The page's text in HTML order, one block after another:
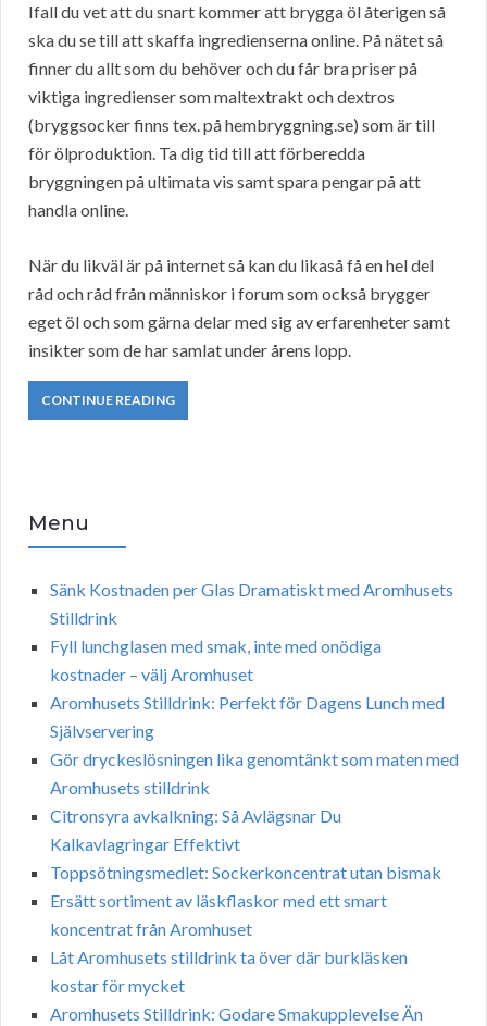
Ifall du vet att du snart kommer att brygga öl återigen så
ska du se till att skaffa ingredienserna online. På nätet så
finner du allt som du behöver och du får bra priser på
viktiga ingredienser som maltextrakt och dextros
(bryggsocker finns tex. på hembryggning.se) som är till
för ölproduktion. Ta dig tid till att förberedda
bryggningen på ultimata vis samt spara pengar på att
handla online.
När du likväl är på internet så kan du likaså få en hel del
råd och råd från människor i forum som också brygger
eget öl och som gärna delar med sig av erfarenheter samt
insikter som de har samlat under årens lopp.
CONTINUE READING
Menu
Sänk Kostnaden per Glas Dramatiskt med Aromhusets
Stilldrink
Fyll lunchglasen med smak, inte med onödiga
kostnader – välj Aromhuset
Aromhusets Stilldrink: Perfekt för Dagens Lunch med
Självservering
Gör dryckeslösningen lika genomtänkt som maten med
Aromhusets stilldrink
Citronsyra avkalkning: Så Avlägsnar Du
Kalkavlagringar Effektivt
Toppsötningsmedlet: Sockerkoncentrat utan bismak
Ersätt sortiment av läskflaskor med ett smart
koncentrat från Aromhuset
Låt Aromhusets stilldrink ta över där burkläsken
kostar för mycket
Aromhusets Stilldrink: Godare Smakupplevelse Än